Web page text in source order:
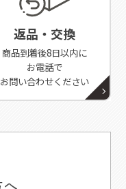
返品・交換
商品到着後8日以内に
お電話で
お問い合わせください